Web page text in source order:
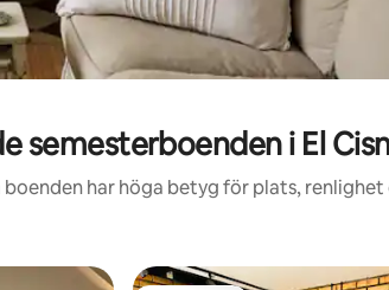
semesterboenden i El
boenden har höga betyg för plats, renlighet